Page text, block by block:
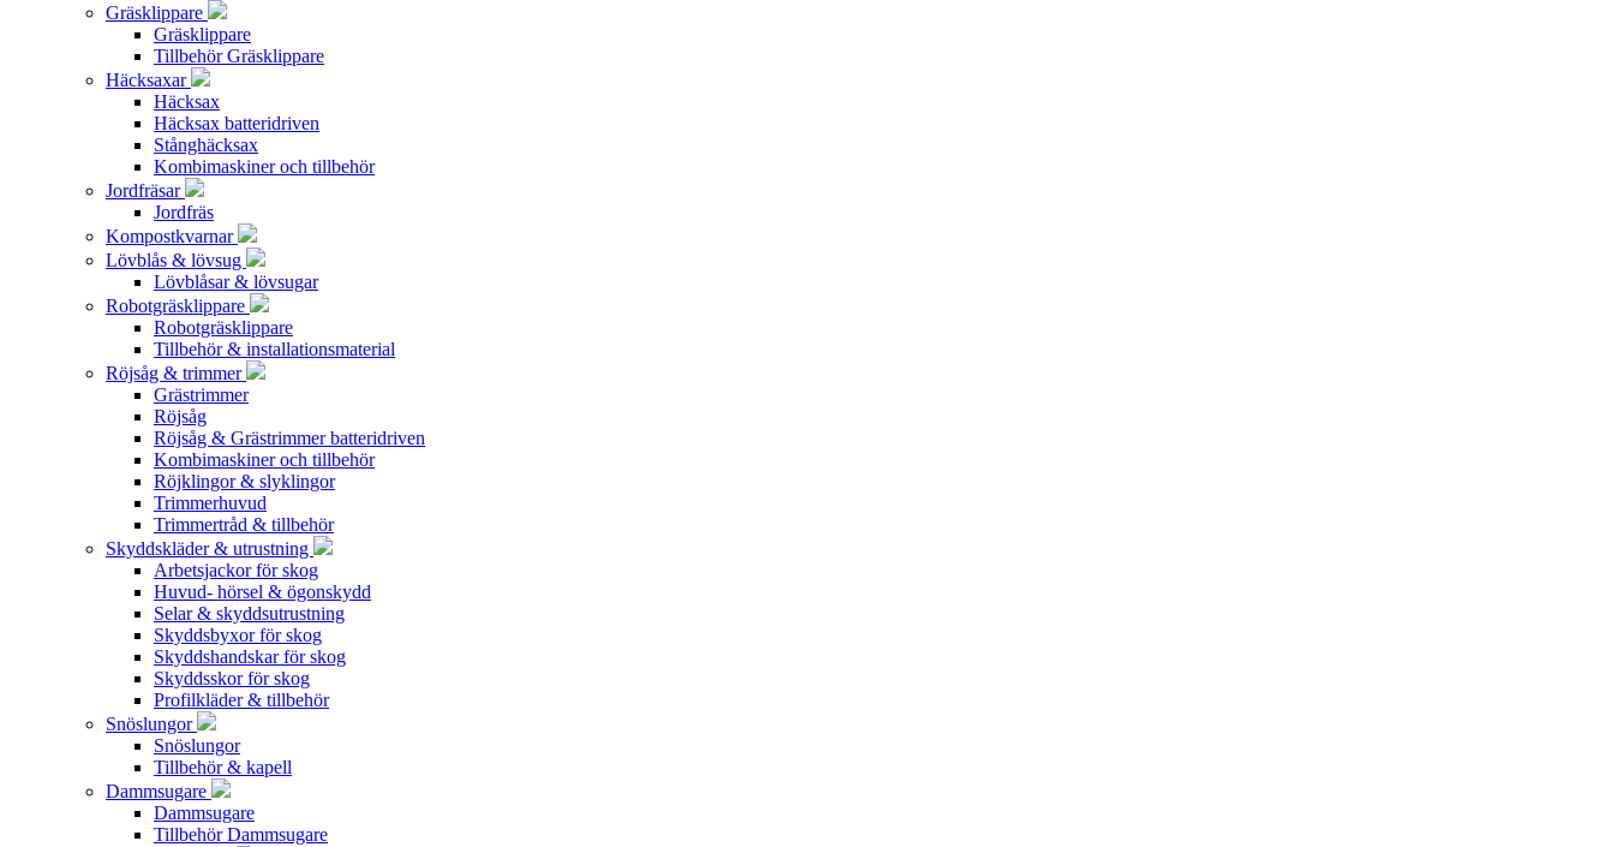
Gräsklippare
Gräsklippare
Tillbehör Gräsklippare
Häcksaxar
Häcksax
Häcksax batteridriven
Stånghäcksax
Kombimaskiner och tillbehör
Jordfräsar
Jordfräs
Kompostkvarnar
Lövblås & lövsug
Lövblåsar & lövsugar
Robotgräsklippare
Robotgräsklippare
Tillbehör & installationsmaterial
Röjsåg & trimmer
Grästrimmer
Röjsåg
Röjsåg & Grästrimmer batteridriven
Kombimaskiner och tillbehör
Röjklingor & slyklingor
Trimmerhuvud
Trimmertråd & tillbehör
Skyddskläder & utrustning
Arbetsjackor för skog
Huvud- hörsel & ögonskydd
Selar & skyddsutrustning
Skyddsbyxor för skog
Skyddshandskar för skog
Skyddsskor för skog
Profilkläder & tillbehör
Snöslungor
Snöslungor
Tillbehör & kapell
Dammsugare
Dammsugare
Tillbehör Dammsugare